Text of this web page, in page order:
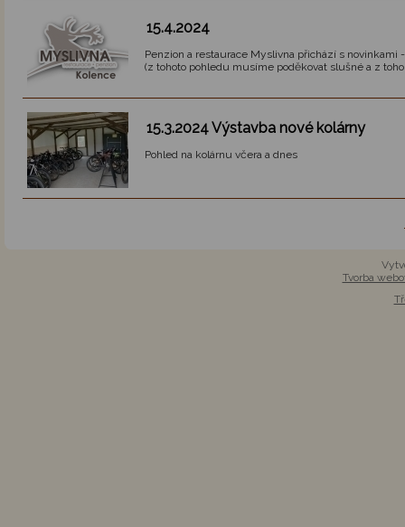
15.4.2024
Penzion a restaurace Myslivna přichází s
(z tohoto pohledu musíme poděkovat slušné a z
15.3.2024 Výstavba nové kolárny
Pohled na kolárnu včera a dnes
Tvorba